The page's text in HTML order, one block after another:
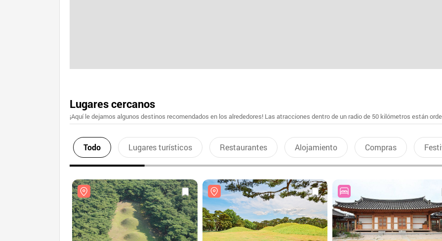
Lugares cercanos
¡Aquí le dejamos algunos destinos recomendados en los alrededores! Las atracciones dentro de un radio de 50 kilómetros están
Todo Lugares turísticos Restaurantes Alojamiento Compras